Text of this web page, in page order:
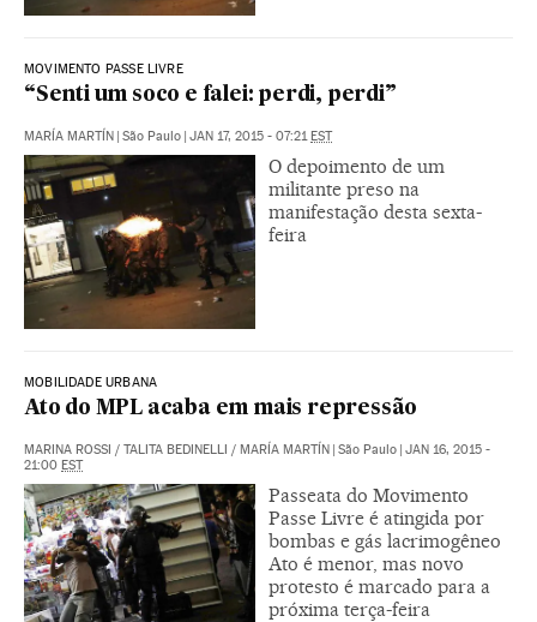
MOVIMENTO PASSE LIVRE
“Senti um soco e falei: perdi, perdi”
MARÍA MARTÍN | São Paulo | JAN 17, 2015 - 07:21EST
O depoimento de um
militante preso na
manifestação desta sexta-
feira
MOBILIDADE URBANA
Ato do MPL acaba em mais repressão
MARINA ROSSI / TALITA BEDINELLI / MARÍA MARTÍN | São Paulo | JAN 16, 2015 -
21:00 EST
Passeata do Movimento
Passe Livre é atingida por
bombas e gás lacrimogêneo
Ato é menor, mas novo
protesto é marcado para a
próxima terça-feira